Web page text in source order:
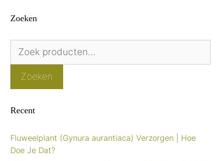
Zoeken
naar:
Zoeken
Recent
Fluweelplant (Gynura aurantiaca) Verzorgen | Hoe
Doe Je Dat?